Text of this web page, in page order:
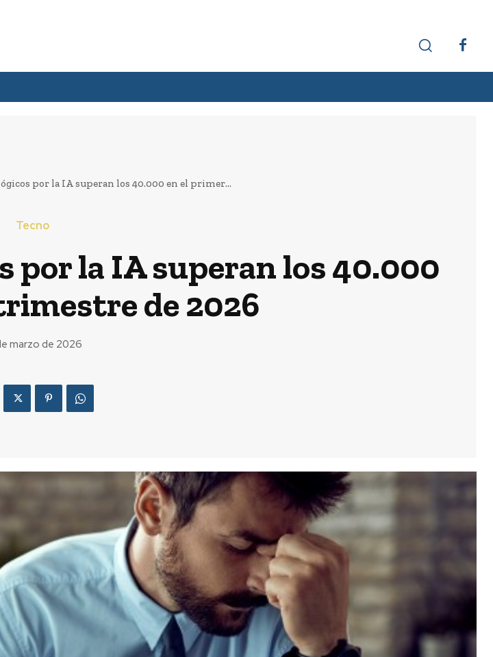
por la IA superan los 40.000 en el primer...
Tecno
por la IA superan los 40.000
de 2026
marzo de 2026